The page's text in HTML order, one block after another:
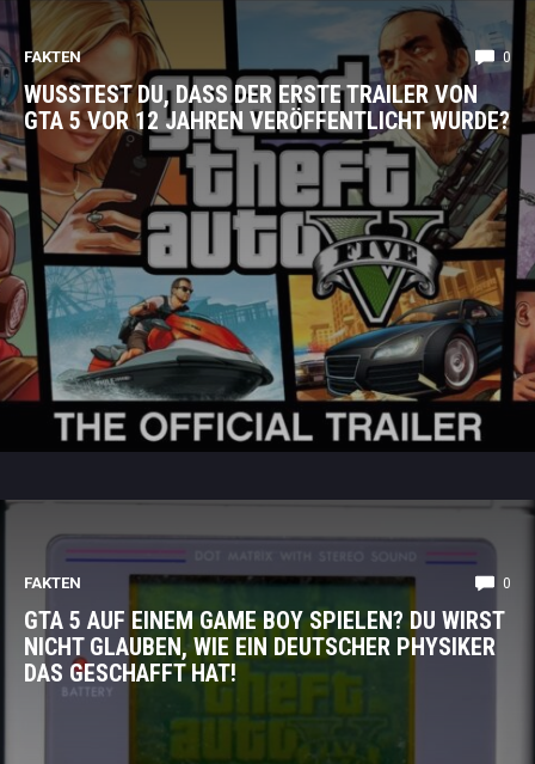
FAKTEN 0
WUSSTEST DU, DASS DER ERSTE TRAILER VON
GTA 5 VOR 12 JAHREN VERÖFFENTLICHT WURDE?
FAKTEN 0
GTA 5 AUF EINEM GAME BOY SPIELEN? DU WIRST
NICHT GLAUBEN, WIE EIN DEUTSCHER PHYSIKER
DAS GESCHAFFT HAT!